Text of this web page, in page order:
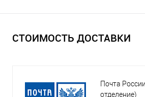
СТОИМОСТЬ ДОСТАВКИ
Почта
отделение)